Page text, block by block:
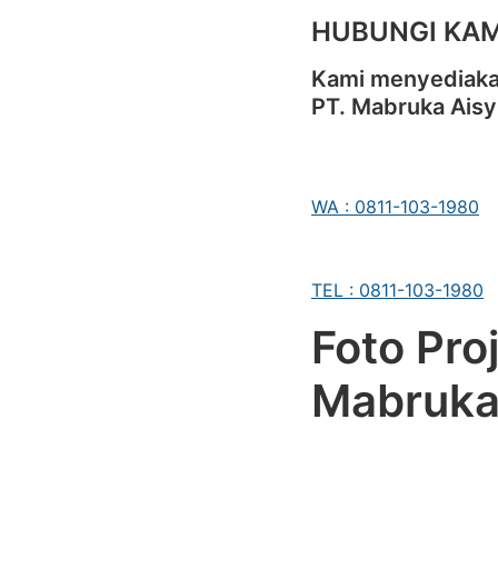
HUBUNGI
Kami
PT. Mabruka
WA : 0811-103-1980
TEL : 0811-103-1980
Foto